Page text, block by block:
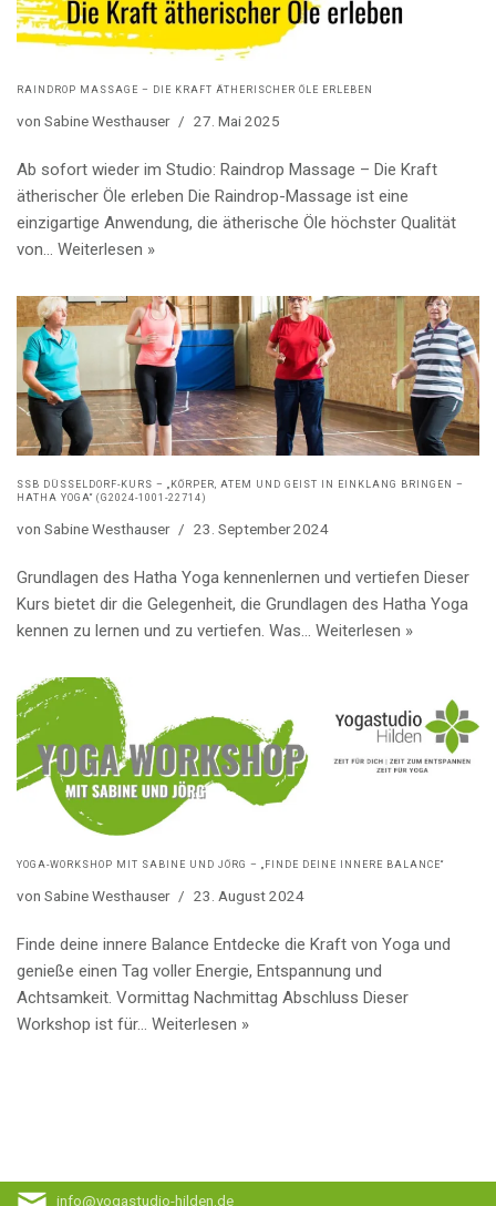
RAINDROP MASSAGE – DIE KRAFT ÄTHERISCHER ÖLE ERLEBEN
von Sabine Westhauser 27. Mai 2025
Ab sofort wieder im Studio: Raindrop Massage – Die Kraft
ätherischer Öle erleben Die Raindrop-Massage ist eine
einzigartige Anwendung, die ätherische Öle höchster Qualität
von… Weiterlesen »
SSB DÜSSELDORF-KURS – „KÖRPER, ATEM UND GEIST IN EINKLANG BRINGEN –
HATHA YOGA“ (G2024-1001-22714)
von Sabine Westhauser 23. September 2024
Grundlagen des Hatha Yoga kennenlernen und vertiefen Dieser
Kurs bietet dir die Gelegenheit, die Grundlagen des Hatha Yoga
kennen zu lernen und zu vertiefen. Was… Weiterlesen »
YOGA-WORKSHOP MIT SABINE UND JÖRG – „FINDE DEINE INNERE BALANCE“
von Sabine Westhauser 23. August 2024
Finde deine innere Balance Entdecke die Kraft von Yoga und
genieße einen Tag voller Energie, Entspannung und
Achtsamkeit. Vormittag Nachmittag Abschluss Dieser
Workshop ist für… Weiterlesen »
info@yogastudio-hilden.de